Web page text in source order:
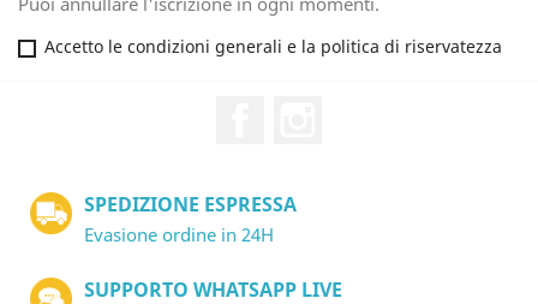
Accetto le condizioni generali e la politica di riservatezza
SPEDIZIONE ESPRESSA
Evasione ordine in 24H
SUPPORTO WHATSAPP LIVE